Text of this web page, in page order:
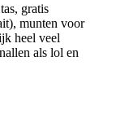
gratis
munten voor
heel veel
als lol en